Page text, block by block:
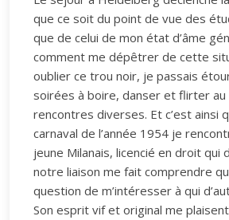
que ce soit du point de vue des
que de celui de mon état d’âme
comment me dépêtrer de cette
oublier ce trou noir, je passais
soirées à boire, danser et flirter au
rencontres diverses. Et c’est ainsi
carnaval de l’année 1954 je
jeune Milanais, licencié en droit qui
notre liaison me fait comprendre
question de m’intéresser à qui
Son esprit vif et original me